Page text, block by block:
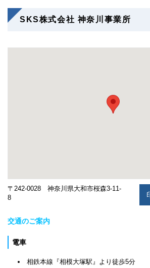
SKS株式会社 神奈川事業所
〒242-0028 神奈川県大和市桜森3-11-
8
交通のご案内
電車
相鉄本線『相模大塚駅』より徒歩5分